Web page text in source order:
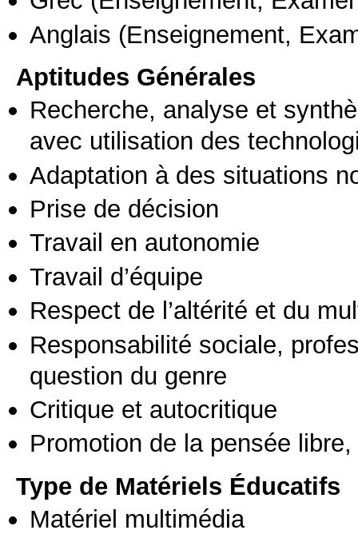
Anglais (Enseignement,
Aptitudes Générales
Recherche, analyse et
avec utilisation des
Adaptation à des situations
Prise de décision
Travail en autonomie
Travail d’équipe
Respect de l’altérité et du
Responsabilité sociale,
question du genre
Critique et autocritique
Promotion de la pensée
Type de Matériels Éducatifs
Matériel multimédia